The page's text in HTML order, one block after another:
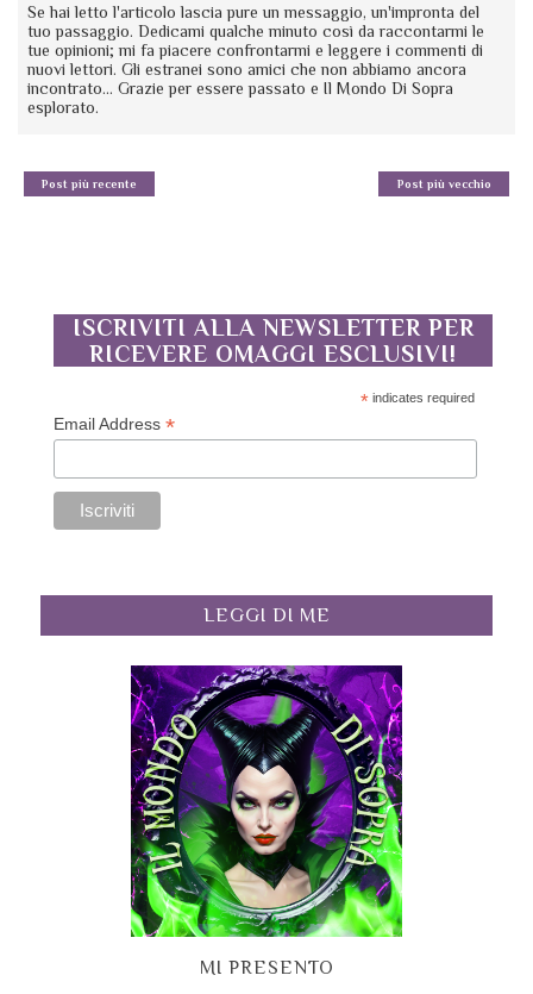
Se hai letto l'articolo lascia pure un messaggio, un'impronta del
tuo passaggio. Dedicami qualche minuto così da raccontarmi le
tue opinioni; mi fa piacere confrontarmi e leggere i commenti di
nuovi lettori. Gli estranei sono amici che non abbiamo ancora
incontrato... Grazie per essere passato e Il Mondo Di Sopra
esplorato.
Post più recente Post più vecchio
ISCRIVITI ALLA NEWSLETTER PER
RICEVERE OMAGGI ESCLUSIVI!
* indicates required
Email Address*
LEGGI DI ME
MI PRESENTO